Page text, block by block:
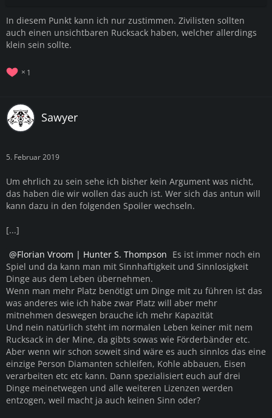
In diesem Punkt kann ich nur zustimmen. Zivilisten sollten
auch einen unsichtbaren Rucksack haben, welcher allerdings
klein sein sollte.
1
Sawyer
5. Februar 2019
Um ehrlich zu sein sehe ich bisher kein Argument was nicht,
das haben die wir wollen das auch ist. Wer sich das antun will
kann dazu in den folgenden Spoiler wechseln.
[...]
Florian Vroom | Hunter S. Thompson Es ist immer noch ein
Spiel und da kann man mit Sinnhaftigkeit und Sinnlosigkeit
Dinge aus dem Leben übernehmen.
Wenn man mehr Platz benötigt um Dinge mit zu führen ist das
was anderes wie ich habe zwar Platz will aber mehr
mitnehmen deswegen brauche ich mehr Kapazität
Und nein natürlich steht im normalen Leben keiner mit nem
Rucksack in der Mine, da gibts sowas wie Förderbänder etc.
Aber wenn wir schon soweit sind wäre es auch sinnlos das eine
einzige Person Diamanten schleifen, Kohle abbauen, Eisen
verarbeiten etc etc kann. Dann spezialisiert euch auf drei
Dinge meinetwegen und alle weiteren Lizenzen werden
entzogen, weil macht ja auch keinen Sinn oder?